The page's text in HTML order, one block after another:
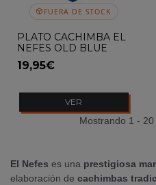
El Nefes es una prestigiosa
elaboración de cachimbas
FUERA DE STOCK
PLATO CACHIMBA EL
NEFES OLD BLUE
19,95€
VER
Mostrando 1 -